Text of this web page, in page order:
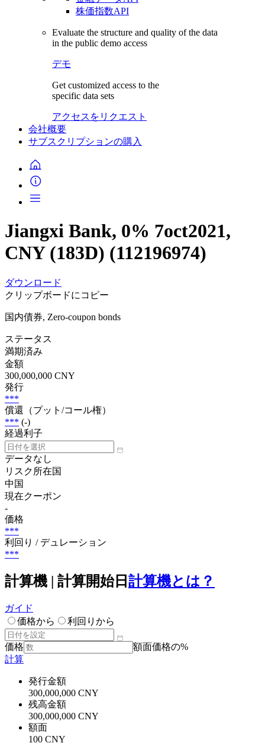
株価指数API
Evaluate the structure and quality of the data
in the public demo access
デモ
Get customized access to the
specific data sets
アクセスをリクエスト
会社概要
サブスクリプションの購入
Jiangxi Bank, 0% 7oct2021,
CNY (183D) (112196974)
ダウンロード
クリップボードにコピー
国内債券, Zero-coupon bonds
ステータス
満期済み
金額
300,000,000 CNY
発行
***
償還（プット/コール権）
*** (-)
経過利子
データなし
リスク所在国
中国
現在クーポン
-
価格
***
利回り / デュレーション
***
計算機 | 計算開始日 計算機とは？
ガイド
価格から
利回りから
価格
額面価格の%
計算
発行金額
300,000,000 CNY
残高金額
300,000,000 CNY
額面
100 CNY